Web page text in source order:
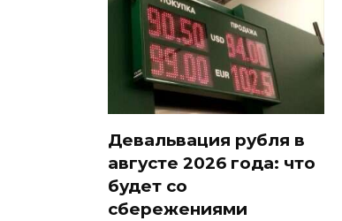
Девальвация рубля в
августе 2026 года: что
будет со
сбережениями